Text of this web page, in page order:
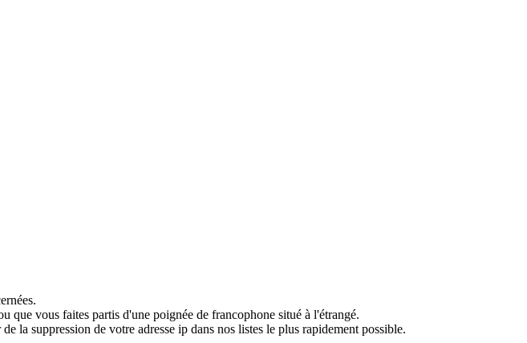
que vous faites partis d'une poignée de francophone situé à l'étrangé.
la suppression de votre adresse ip dans nos listes le plus rapidement possible.